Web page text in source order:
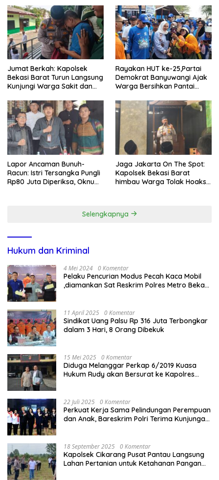
Jumat Berkah: Kapolsek
Bekasi Barat Turun Langsung
Kunjungi Warga Sakit dan
Rayakan HUT ke-25,Partai
Demokrat Banyuwangi Ajak
Warga Bersihkan Pantai
Lapor Ancaman Bunuh-
Racun: Istri Tersangka Pungli
Rp80 Juta Diperiksa, Oknum
Jaga Jakarta On The Spot:
Kapolsek Bekasi Barat
himbau Warga Tolak Hoaks
Selengkapnya
Hukum dan Kriminal
4 Mei 2024 0 Komentar
Pelaku Pencurian Modus Pecah Kaca Mobil
,diamankan Sat Reskrim Polres Metro Bekasi
11 April 2025 0 Komentar
Sindikat Uang Palsu Rp 316 Juta Terbongkar
dalam 3 Hari, 8 Orang Dibekuk
15 Mei 2025 0 Komentar
Diduga Melanggar Perkap 6/2019 Kuasa
Hukum Rudy akan Bersurat ke Kapolres
22 Juli 2025 0 Komentar
Perkuat Kerja Sama Pelindungan Perempuan
dan Anak, Bareskrim Polri Terima Kunjungan
18 September 2025 0 Komentar
Kapolsek Cikarang Pusat Pantau Langsung
Lahan Pertanian untuk Ketahanan Pangan